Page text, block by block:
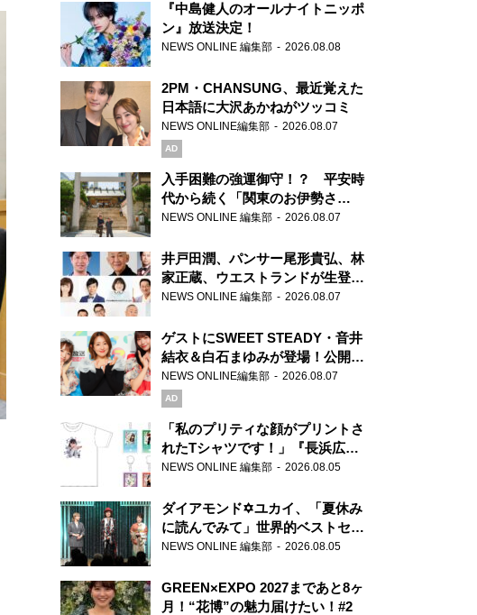
『中島健人のオールナイトニッポ
ン』放送決定！
NEWS ONLINE 編集部 2026.08.08
2PM・CHANSUNG、最近覚えた
日本語に大沢あかねがツッコミ
NEWS ONLINE編集部 2026.08.07
AD
入手困難の強運御守！？ 平安時
代から続く「関東のお伊勢さ
ま」、芝大神宮にてランパンプス
NEWS ONLINE 編集部 2026.08.07
井戸田潤、パンサー尾形貴弘、林
家正蔵、ウエストランドが生登
場！『ラジオビバリー昼ズ』
NEWS ONLINE 編集部 2026.08.07
ゲストにSWEET STEADY・音井
結衣＆白石まゆみが登場！公開収
録で素顔全開！
NEWS ONLINE編集部 2026.08.07
AD
「私のプリティな顔がプリントさ
れたTシャツです！」『長浜広奈
天下無双』初の番組グッズ発売
NEWS ONLINE 編集部 2026.08.05
ダイアモンド✡ユカイ、「夏休み
に読んでみて」世界的ベストセラ
ー『アナスタシア』を紹介
NEWS ONLINE 編集部 2026.08.05
GREEN×EXPO 2027まであと8ヶ
月！“花博”の魅力届けたい！#2